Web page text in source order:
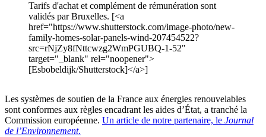
Tarifs d'achat et complément de rémunération sont
validés par Bruxelles. [<a
href="https://www.shutterstock.com/image-photo/new-
family-homes-solar-panels-wind-207454522?
src=rNjZy8fNttcwzg2WmPGUBQ-1-52"
target="_blank" rel="noopener">
[Esbobeldijk/Shutterstock]</a>]
Les systèmes de soutien de la France aux énergies renouvelables
sont conformes aux règles encadrant les aides d’État, a tranché la
Commission européenne. Un article de notre partenaire, le Journal
de l’Environnement.